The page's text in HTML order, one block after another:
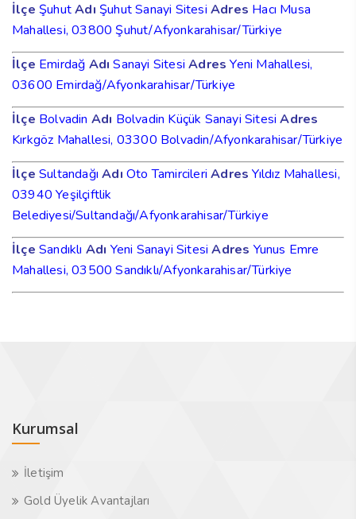
İlçe ŞuhutAdıŞuhut Sanayi SitesiAdres Hacı Musa
Mahallesi, 03800 Şuhut/Afyonkarahisar/Türkiye
İlçe Emirdağ AdıSanayi SitesiAdres Yeni Mahallesi,
03600 Emirdağ/Afyonkarahisar/Türkiye
İlçe Bolvadin Adı Bolvadin Küçük Sanayi SitesiAdres
Kırkgöz Mahallesi, 03300 Bolvadin/Afyonkarahisar/Türkiye
İlçe SultandağıAdıOto TamircileriAdres Yıldız Mahallesi,
03940 Yeşilçiftlik
Belediyesi/Sultandağı/Afyonkarahisar/Türkiye
İlçe Sandıklı Adı Yeni Sanayi SitesiAdres Yunus Emre
Mahallesi, 03500 Sandıklı/Afyonkarahisar/Türkiye
Kurumsal
İletişim
Gold Üyelik Avantajları